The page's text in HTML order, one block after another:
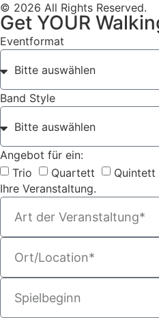
© 2026 All Rights Reserved.
Get YOUR
Eventformat
Band Style
Angebot für ein:
Trio
Quartett
Quintett
Ihre Veranstaltung.